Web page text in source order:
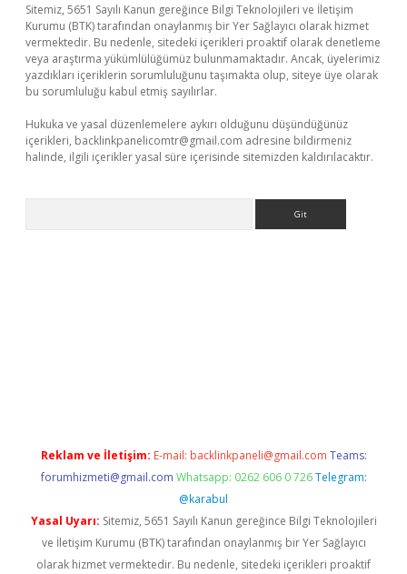
Sitemiz, 5651 Sayılı Kanun gereğince Bilgi Teknolojileri ve İletişim
Kurumu (BTK) tarafından onaylanmış bir Yer Sağlayıcı olarak hizmet
vermektedir. Bu nedenle, sitedeki içerikleri proaktif olarak denetleme
veya araştırma yükümlülüğümüz bulunmamaktadır. Ancak, üyelerimiz
yazdıkları içeriklerin sorumluluğunu taşımakta olup, siteye üye olarak
bu sorumluluğu kabul etmiş sayılırlar.
Hukuka ve yasal düzenlemelere aykırı olduğunu düşündüğünüz
içerikleri, backlinkpanelicomtr@gmail.com adresine bildirmeniz
halinde, ilgili içerikler yasal süre içerisinde sitemizden kaldırılacaktır.
Reklam ve İletişim: E-mail: backlinkpaneli@gmail.com Teams:
forumhizmeti@gmail.com Whatsapp: 0262 606 0 726 Telegram:
@karabul
Yasal Uyarı: Sitemiz, 5651 Sayılı Kanun gereğince Bilgi Teknolojileri
ve İletişim Kurumu (BTK) tarafından onaylanmış bir Yer Sağlayıcı
olarak hizmet vermektedir. Bu nedenle, sitedeki içerikleri proaktif